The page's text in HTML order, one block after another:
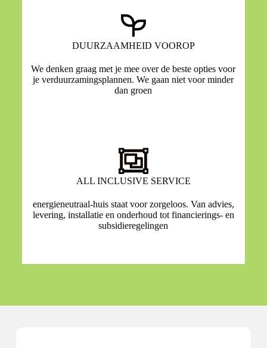
DUURZAAMHEID VOOROP
We denken graag met je mee over de beste opties voor
je verduurzamingsplannen. We gaan niet voor minder
dan groen
ALL INCLUSIVE SERVICE
energieneutraal-huis staat voor zorgeloos. Van advies,
levering, installatie en onderhoud tot financierings- en
subsidieregelingen